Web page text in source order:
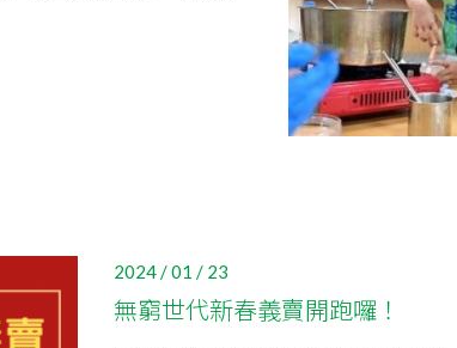
2024 / 01 / 23
無窮世代新春義賣開跑囉！